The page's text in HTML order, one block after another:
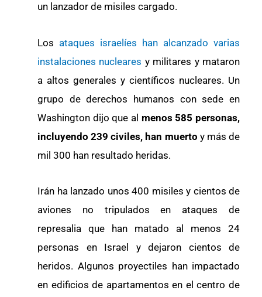
un lanzador de misiles cargado.
Los ataques israelíes han alcanzado varias
instalaciones nucleares y militares y mataron
a altos generales y científicos nucleares. Un
grupo de derechos humanos con sede en
Washington dijo que al menos 585 personas,
incluyendo 239 civiles, han muerto y más de
mil 300 han resultado heridas.
Irán ha lanzado unos 400 misiles y cientos de
aviones no tripulados en ataques de
represalia que han matado al menos 24
personas en Israel y dejaron cientos de
heridos. Algunos proyectiles han impactado
en edificios de apartamentos en el centro de